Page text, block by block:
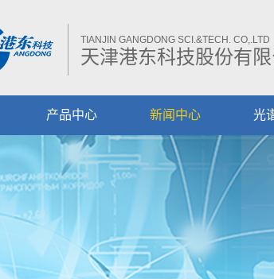
TIANJIN GANGDONG SCI.&TECH. CO,.LTD
天津港东科技股份有限
产品中心 新闻中心 光